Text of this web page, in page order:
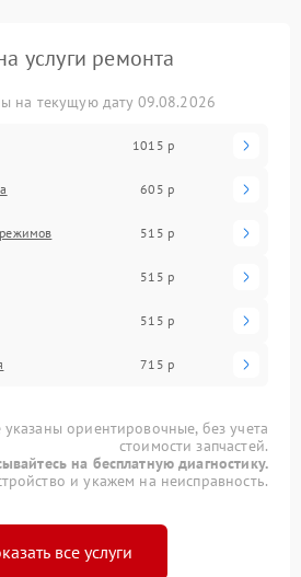
услуги ремонта
на текущую дату 09.08.2026
1015 р
605 р
515 р
515 р
515 р
715 р
ориентировочные, без учета
стоимости запчастей.
на бесплатную диагностику.
и укажем на неисправность.
все услуги